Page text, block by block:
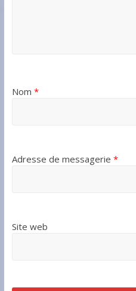
Nom *
Adresse de messagerie *
Site web